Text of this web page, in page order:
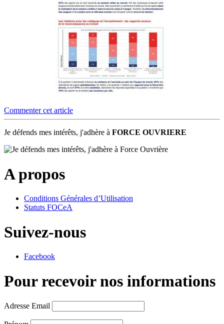
Commenter cet article
Je défends mes intérêts, j'adhère à FORCE OUVRIERE
A propos
Conditions Générales d’Utilisation
Statuts FOCeA
Suivez-nous
Facebook
Pour recevoir nos informations
Adresse Email